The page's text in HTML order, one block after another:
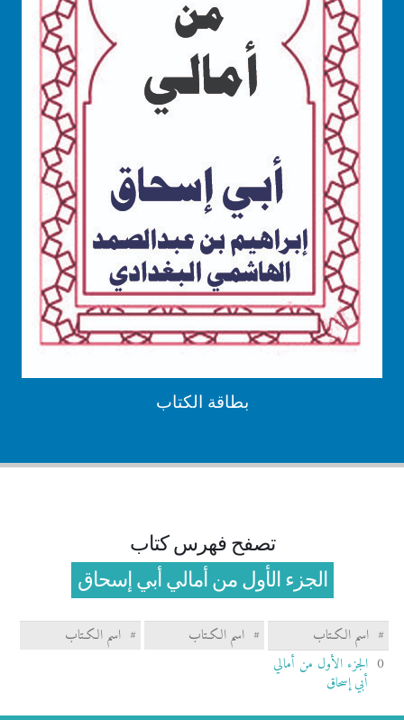
بطاقة الكتاب
تصفح فهرس كتاب
الجزء الأول من أمالي أبي إسحاق
# اسم الكـتاب # اسم الكـتاب # اسم الكـتاب
0 الجزء الأول من أمالي
أبي إسحاق